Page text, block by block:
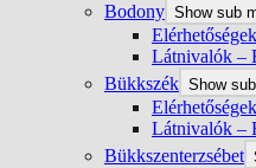
Bodony Show sub
Látnivalók –
Bükkszék Show
Látnivalók –
Bükkszenterzsébet